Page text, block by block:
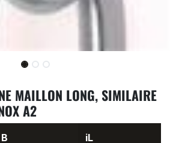
MAILLON LONG, SIMILAIRE
A2
B iL